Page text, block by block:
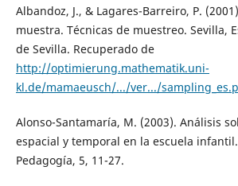
Albandoz, J., & Lagares-Barreiro, P.
muestra. Técnicas de muestreo. Sevilla,
de Sevilla. Recuperado de
http://optimierung.mathematik.uni-
kl.de/mamaeusch/.../ver.../
Alonso-Santamaría, M. (2003). Análisis
espacial y temporal en la escuela
Pedagogía, 5, 11-27.